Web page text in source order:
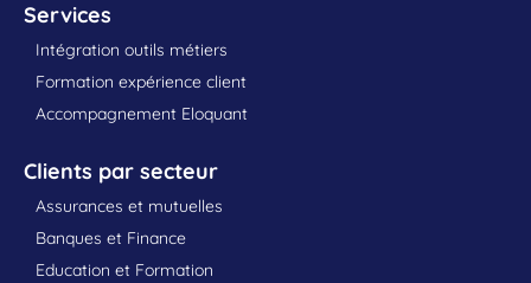
Services
Intégration outils métiers
Formation expérience client
Accompagnement Eloquant
Clients par secteur
Assurances et mutuelles
Banques et Finance
Education et Formation